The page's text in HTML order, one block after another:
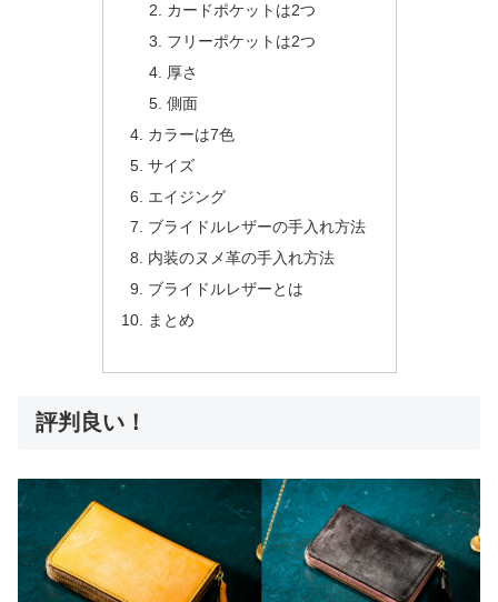
カードポケットは2つ
フリーポケットは2つ
厚さ
側面
カラーは7色
サイズ
エイジング
ブライドルレザーの手入れ方法
内装のヌメ革の手入れ方法
ブライドルレザーとは
まとめ
評判良い！